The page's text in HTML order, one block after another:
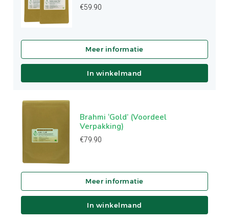
€59.90
In winkelmand
Brahmi ‘Gold’ (Voordeel
Verpakking)
€79.90
In winkelmand